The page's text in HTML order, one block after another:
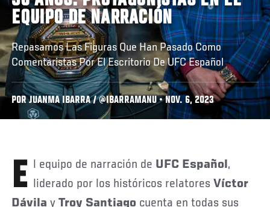
EQUIPO DE NARRACIÓN
Repasamos Las Figuras Que Han Pasado Como
Comentaristas Por El Escritorio De UFC Español
POR JUANMA IBARRA / @IBARRAMANU • NOV. 6, 2023
El equipo de narración de UFC Español,
liderado por los históricos relatoresVíctor
Dávila yTroy Santiago cuenta en todas sus